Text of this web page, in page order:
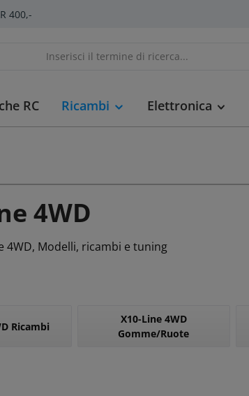
400,-
RC Ricambi Elettronica
4WD
4WD, Modelli, ricambi e tuning
Ricambi
X10-Line 4WD
Gomme/Ruote